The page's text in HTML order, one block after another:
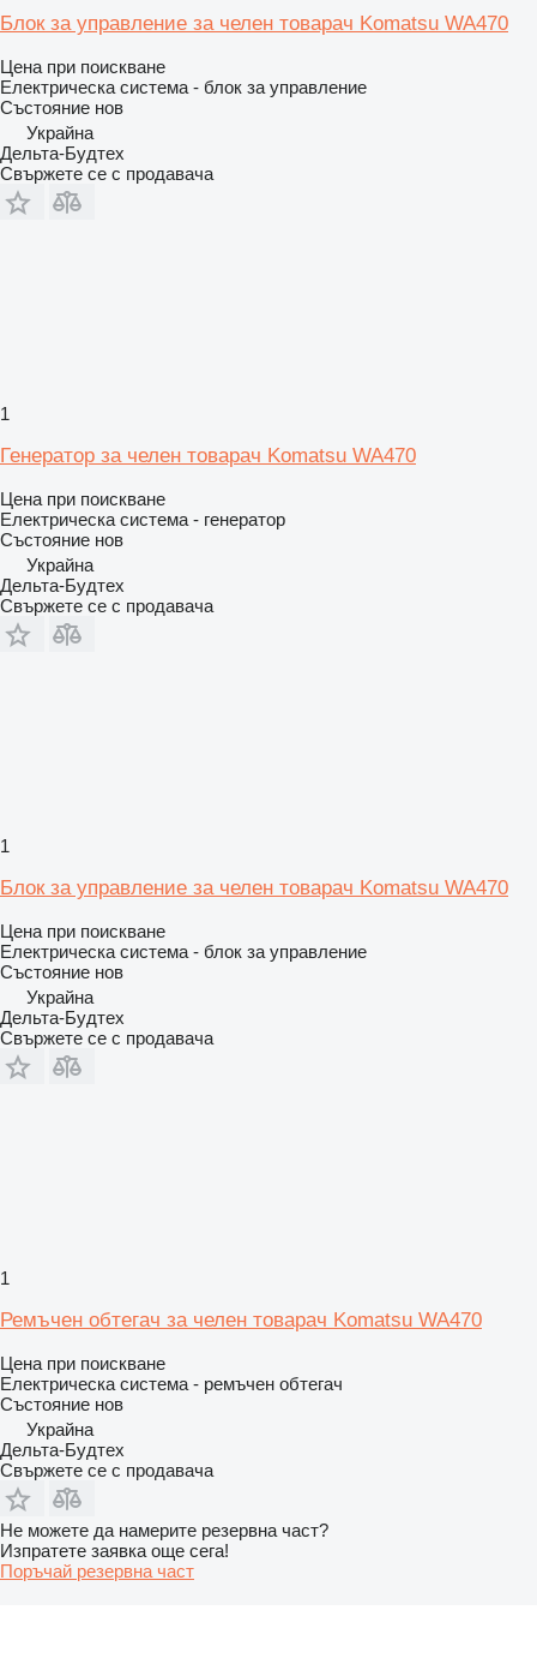
Блок за управление за челен товарач Komatsu WA470
Цена при поискване
Електрическа система - блок за управление
Състояние нов
Украйна
Дельта-Будтех
Свържете се с продавача
1
Генератор за челен товарач Komatsu WA470
Цена при поискване
Електрическа система - генератор
Състояние нов
Украйна
Дельта-Будтех
Свържете се с продавача
1
Блок за управление за челен товарач Komatsu WA470
Цена при поискване
Електрическа система - блок за управление
Състояние нов
Украйна
Дельта-Будтех
Свържете се с продавача
1
Ремъчен обтегач за челен товарач Komatsu WA470
Цена при поискване
Електрическа система - ремъчен обтегач
Състояние нов
Украйна
Дельта-Будтех
Свържете се с продавача
Не можете да намерите резервна част?
Изпратете заявка още сега!
Поръчай резервна част